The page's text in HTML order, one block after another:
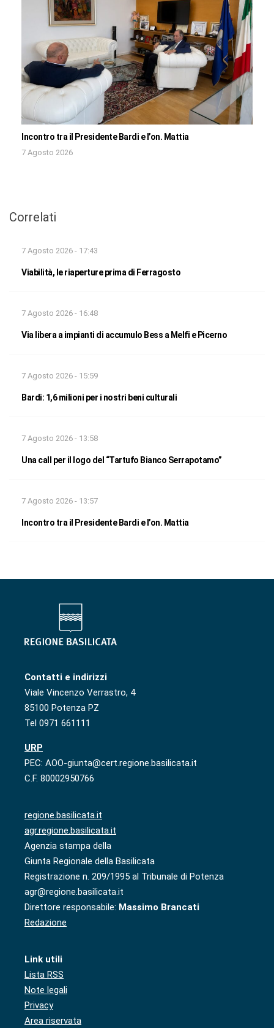
Incontro tra il Presidente Bardi e l’on. Mattia
7 Agosto 2026
Correlati
7 Agosto 2026 - 17:43
Viabilità, le riaperture prima di Ferragosto
7 Agosto 2026 - 16:48
Via libera a impianti di accumulo Bess a Melfi e Picerno
7 Agosto 2026 - 15:59
Bardi: 1,6 milioni per i nostri beni culturali
7 Agosto 2026 - 13:58
Una call per il logo del “Tartufo Bianco Serrapotamo”
7 Agosto 2026 - 13:57
Incontro tra il Presidente Bardi e l’on. Mattia
Contatti e indirizzi
Viale Vincenzo Verrastro, 4
85100 Potenza PZ
Tel 0971 661111
URP
PEC: AOO-giunta@cert.regione.basilicata.it
C.F. 80002950766
regione.basilicata.it
agr.regione.basilicata.it
Agenzia stampa della
Giunta Regionale della Basilicata
Registrazione n. 209/1995 al Tribunale di Potenza
agr@regione.basilicata.it
Direttore responsabile: Massimo Brancati
Redazione
Link utili
Lista RSS
Note legali
Privacy
Area riservata